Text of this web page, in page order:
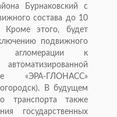
Бурнаковский с
состава до 10
Кроме этого, будет
подвижного
агломерации к
«ЭРА-ГЛОНАСС»
В будущем
транспорта также
государственных